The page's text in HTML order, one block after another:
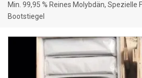
Min. 99,95 % Reines Molybdän, Spezielle
Bootstiegel